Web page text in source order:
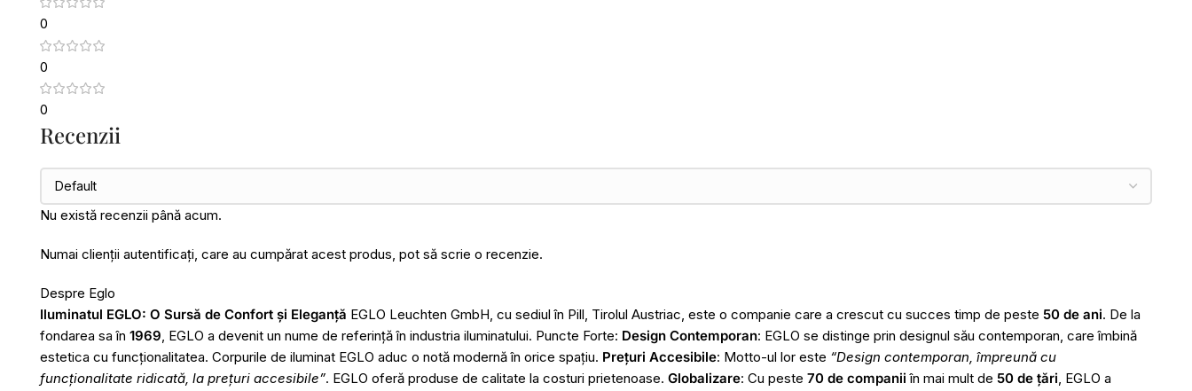
0
0
0
Recenzii
Nu există recenzii până acum.
Numai clienții autentificați, care au cumpărat acest produs, pot să scrie o recenzie.
Despre Eglo
Iluminatul EGLO: O Sursă de Confort și Eleganță EGLO Leuchten GmbH, cu sediul în Pill, Tirolul Austriac, este o companie care a crescut cu succes timp de peste 50 de ani. De la
fondarea sa în 1969, EGLO a devenit un nume de referință în industria iluminatului. Puncte Forte: Design Contemporan: EGLO se distinge prin designul său contemporan, care îmbină
estetica cu funcționalitatea. Corpurile de iluminat EGLO aduc o notă modernă în orice spațiu. Prețuri Accesibile: Motto-ul lor este “Design contemporan, împreună cu
funcționalitate ridicată, la prețuri accesibile”. EGLO oferă produse de calitate la costuri prietenoase. Globalizare: Cu peste 70 de companii în mai mult de 50 de țări, EGLO a